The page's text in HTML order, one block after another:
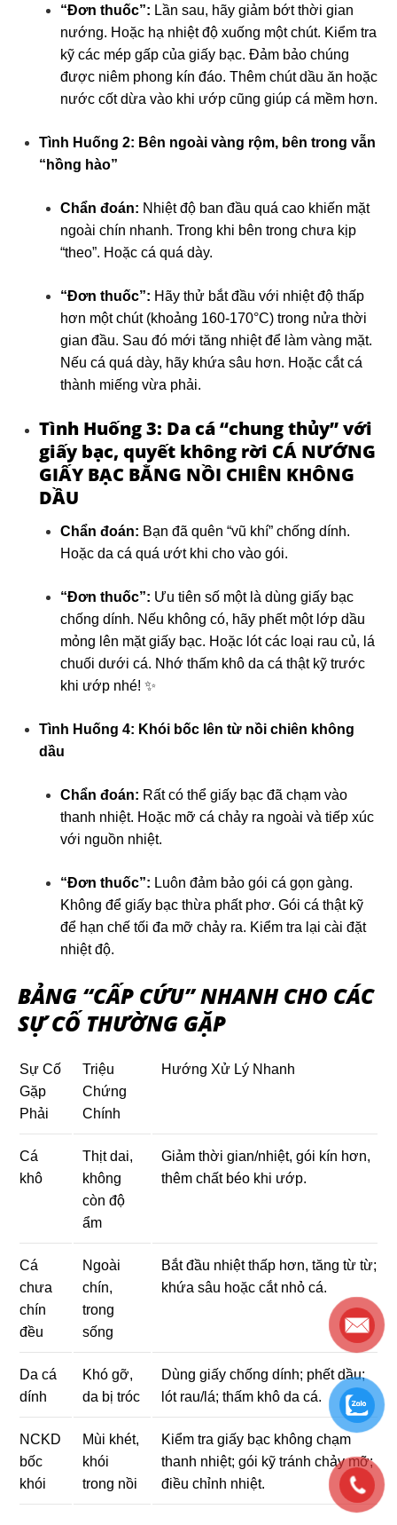
“Đơn thuốc”: Lần sau, hãy giảm bớt thời gian
nướng. Hoặc hạ nhiệt độ xuống một chút. Kiểm tra
kỹ các mép gấp của giấy bạc. Đảm bảo chúng
được niêm phong kín đáo. Thêm chút dầu ăn hoặc
nước cốt dừa vào khi ướp cũng giúp cá mềm hơn.
Tình Huống 2: Bên ngoài vàng rộm, bên trong vẫn
“hồng hào”
Chẩn đoán: Nhiệt độ ban đầu quá cao khiến mặt
ngoài chín nhanh. Trong khi bên trong chưa kịp
“theo”. Hoặc cá quá dày.
“Đơn thuốc”: Hãy thử bắt đầu với nhiệt độ thấp
hơn một chút (khoảng 160-170°C) trong nửa thời
gian đầu. Sau đó mới tăng nhiệt để làm vàng mặt.
Nếu cá quá dày, hãy khứa sâu hơn. Hoặc cắt cá
thành miếng vừa phải.
Tình Huống 3: Da cá “chung thủy” với
giấy bạc, quyết không rời CÁ NƯỚNG
GIẤY BẠC BẰNG NỒI CHIÊN KHÔNG
DẦU
Chẩn đoán: Bạn đã quên “vũ khí” chống dính.
Hoặc da cá quá ướt khi cho vào gói.
“Đơn thuốc”: Ưu tiên số một là dùng giấy bạc
chống dính. Nếu không có, hãy phết một lớp dầu
mỏng lên mặt giấy bạc. Hoặc lót các loại rau củ, lá
chuối dưới cá. Nhớ thấm khô da cá thật kỹ trước
khi ướp nhé! ✨
Tình Huống 4: Khói bốc lên từ nồi chiên không
dầu
Chẩn đoán: Rất có thể giấy bạc đã chạm vào
thanh nhiệt. Hoặc mỡ cá chảy ra ngoài và tiếp xúc
với nguồn nhiệt.
“Đơn thuốc”: Luôn đảm bảo gói cá gọn gàng.
Không để giấy bạc thừa phất phơ. Gói cá thật kỹ
để hạn chế tối đa mỡ chảy ra. Kiểm tra lại cài đặt
nhiệt độ.
BẢNG “CẤP CỨU” NHANH CHO CÁC
SỰ CỐ THƯỜNG GẶP
Sự Cố
Gặp
Phải
Triệu
Chứng
Chính
Hướng Xử Lý Nhanh
Cá
khô
Thịt dai,
không
còn độ
ẩm
Giảm thời gian/nhiệt, gói kín hơn,
thêm chất béo khi ướp.
Cá
chưa
chín
đều
Ngoài
chín,
trong
sống
Bắt đầu nhiệt thấp hơn, tăng từ từ;
khứa sâu hoặc cắt nhỏ cá.
Da cá
dính
Khó gỡ,
da bị tróc
Dùng giấy chống dính; phết dầu;
lót rau/lá; thấm khô da cá.
NCKD
bốc
khói
Mùi khét,
khói
trong nồi
Kiểm tra giấy bạc không chạm
thanh nhiệt; gói kỹ tránh chảy mỡ;
điều chỉnh nhiệt.